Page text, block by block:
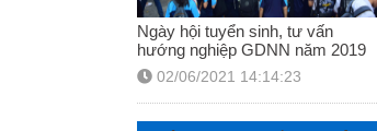
Ngày hội tuyển sinh, tư vấn
hướng nghiệp GDNN năm 2019
02/06/2021 14:14:23